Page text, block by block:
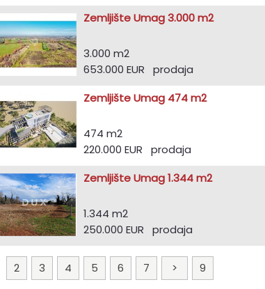
Zemljište Umag 3.000 m2
3.000 m2
653.000 EUR prodaja
Zemljište Umag 474 m2
474 m2
220.000 EUR prodaja
Zemljište Umag 1.344 m2
1.344 m2
250.000 EUR prodaja
2 3 4 5 6 7 > 9